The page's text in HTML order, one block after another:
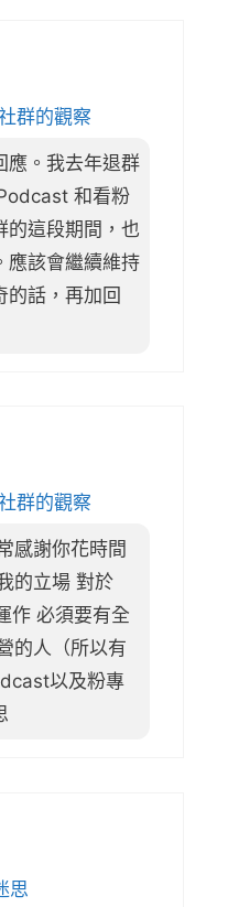
群的觀察
應。我去年退群
和看粉
的這段期間，也
應該會繼續維持
的話，再加回
群的觀察
感謝你花時間
的立場 對於
作 必須要有全
的人（所以有
以及粉專
思